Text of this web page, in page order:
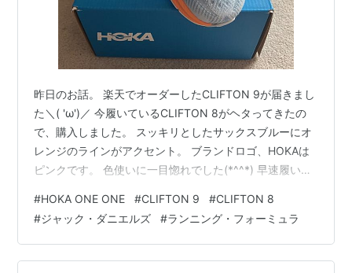
昨日のお話。 楽天でオーダーしたCLIFTON 9が届きまし
た＼( 'ω')／ 今履いているCLIFTON 8がヘタってきたの
で、購入しました。 スッキリとしたサックスブルーにオ
レンジのラインがアクセント。 ブランドロゴ、HOKAは
ピンクです。 色使いに一目惚れでした(*^^*) 早速履いて
ースをほどいて、オーバーラップレーシングに結び直し
ます。 シューレースホールの上から下、上から下に交互
に通す結び方（ただし、最後の紐通しだけは下から上）
で、足全体がすっぽりと包まれるようなフィット感にな
#HOKA ONE ONE #CLIFTON 9 #CLIFTON 8
#ジャック・ダニエルズ #ランニング・フォーミュラ